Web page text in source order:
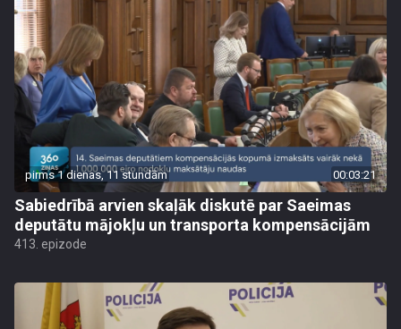
pirms 1 dienas, 11 stundām 00:03:21
Sabiedrībā arvien skaļāk diskutē par Saeimas
deputātu mājokļu un transporta kompensācijām
413. epizode